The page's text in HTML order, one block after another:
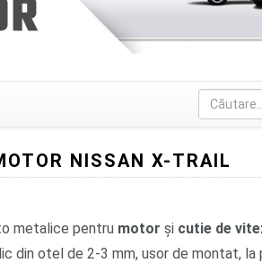
NISSAN X-TRAIL
metalice pentru motor și cutie de
din otel de 2-3 mm, usor de montat, la